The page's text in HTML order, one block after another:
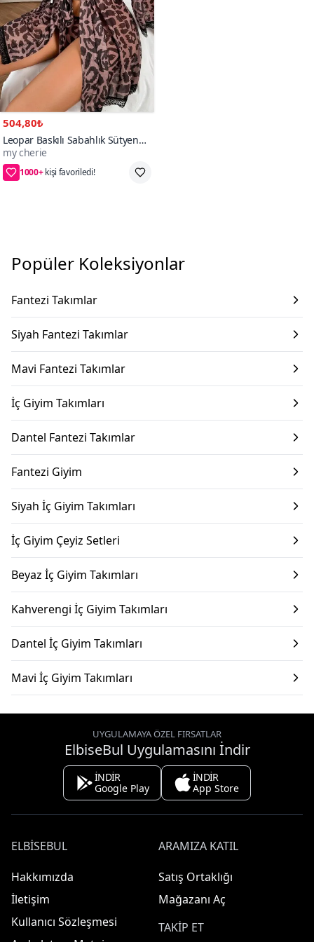
504,80₺
Leopar Baskılı Sabahlık Sütyen
Külot Takım
my cherie
1000+kişi favoriledi!
2XL/3XL,S/M,L/XL,4XL
Popüler Koleksiyonlar
Fantezi Takımlar
Siyah Fantezi Takımlar
Mavi Fantezi Takımlar
İç Giyim Takımları
Dantel Fantezi Takımlar
Fantezi Giyim
Siyah İç Giyim Takımları
İç Giyim Çeyiz Setleri
Beyaz İç Giyim Takımları
Kahverengi İç Giyim Takımları
Dantel İç Giyim Takımları
Mavi İç Giyim Takımları
UYGULAMAYA ÖZEL FIRSATLAR
ElbiseBul Uygulamasını İndir
İNDİR
Google Play
İNDİR
App Store
ELBISEBUL
Hakkımızda
İletişim
Kullanıcı Sözleşmesi
ARAMIZA KATIL
Satış Ortaklığı
Mağazanı Aç
TAKIP ET